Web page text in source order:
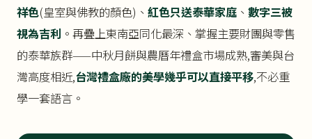
祥色(皇室與佛教的顏色)、 紅色只送泰華家庭 、 數字三被
視為吉利 。再疊上東南亞同化最深、掌握主要財團與零售
的泰華族群——中秋月餅與農曆年禮盒市場成熟,審美與台
灣高度相近,台灣禮盒廠的美學幾乎可以直接平移,不必重
學一套語言。